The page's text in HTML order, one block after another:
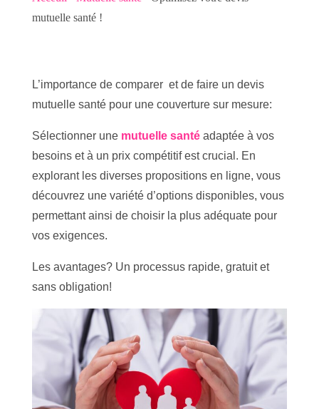
mutuelle santé !
L’importance de comparer et de faire un devis
mutuelle santé pour une couverture sur mesure:
Sélectionner une mutuelle santéadaptée à vos
besoins et à un prix compétitif est crucial. En
explorant les diverses propositions en ligne, vous
découvrez une variété d’options disponibles, vous
permettant ainsi de choisir la plus adéquate pour
vos exigences.
Les avantages? Un processus rapide, gratuit et
sans obligation!